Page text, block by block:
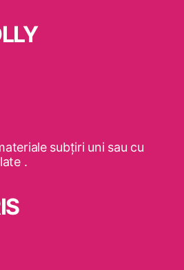
subţiri uni sau cu
.